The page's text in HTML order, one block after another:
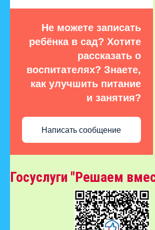
Не можете записать
ребёнка в сад? Хотите
рассказать о
воспитателях? Знаете,
как улучшить питание
и занятия?
Написать сообщение
Госуслуги "Решаем